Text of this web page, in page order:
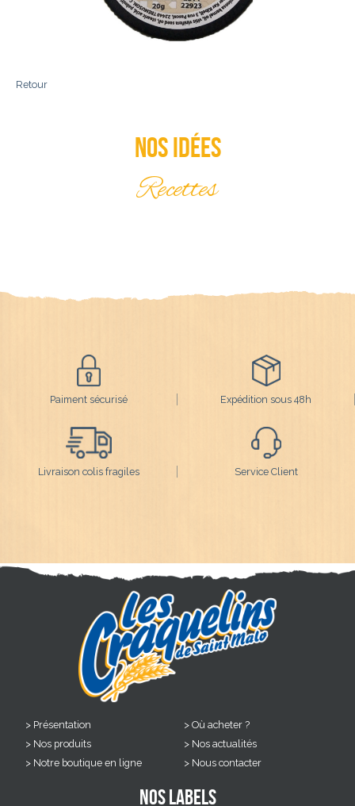
Retour
Nos idées
Recettes
Paiment sécurisé Expédition sous 48h
Livraison colis fragiles Service Client
Présentation
Nos produits
Notre boutique en ligne
Où acheter ?
Nos actualités
Nous contacter
Nos labels